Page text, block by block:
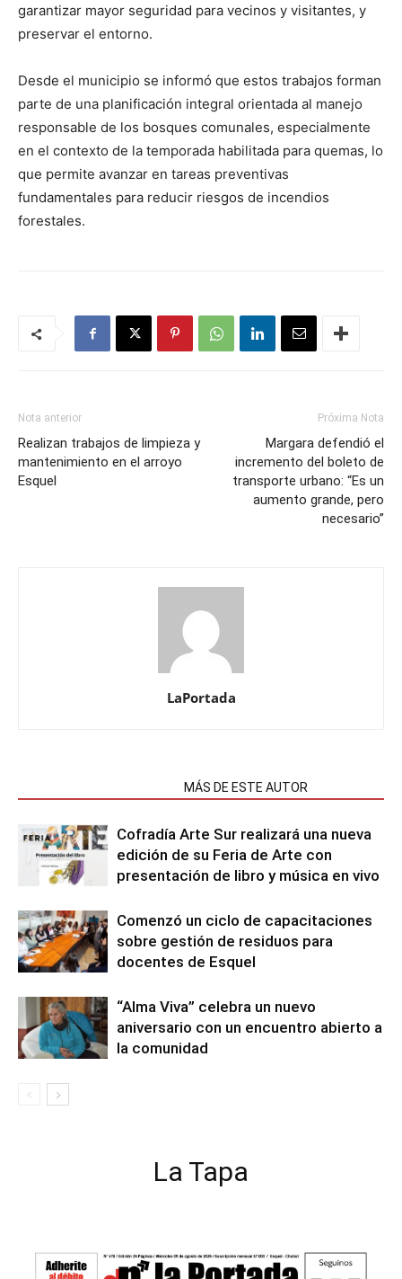
garantizar mayor seguridad para vecinos y visitantes, y
preservar el entorno.
Desde el municipio se informó que estos trabajos forman
parte de una planificación integral orientada al manejo
responsable de los bosques comunales, especialmente
en el contexto de la temporada habilitada para quemas, lo
que permite avanzar en tareas preventivas
fundamentales para reducir riesgos de incendios
forestales.
Nota anterior
Realizan trabajos de limpieza y
mantenimiento en el arroyo
Esquel
Próxima Nota
Margara defendió el
incremento del boleto de
transporte urbano: “Es un
aumento grande, pero
necesario”
LaPortada
MÁS DE ESTE AUTOR
Cofradía Arte Sur realizará una nueva
edición de su Feria de Arte con
presentación de libro y música en vivo
Comenzó un ciclo de capacitaciones
sobre gestión de residuos para
docentes de Esquel
“Alma Viva” celebra un nuevo
aniversario con un encuentro abierto a
la comunidad
La Tapa